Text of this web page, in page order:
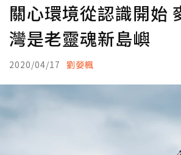
關心環境從認識開始
灣是老靈魂新島嶼
2020/04/17 劉嫈楓